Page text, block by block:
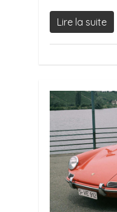
Lire la suite